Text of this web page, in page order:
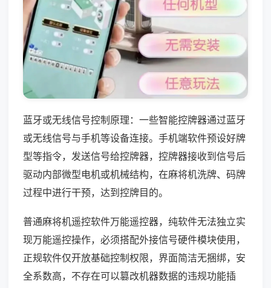
蓝牙或无线信号控制原理：一些智能控牌器通过蓝牙
或无线信号与手机等设备连接。手机端软件预设好牌
型等指令，发送信号给控牌器，控牌器接收到信号后
驱动内部微型电机或机械结构，在麻将机洗牌、码牌
过程中进行干预，达到控牌目的。
普通麻将机遥控软件万能遥控器，纯软件无法独立实
现万能遥控操作，必须搭配外接信号硬件模块使用，
正规软件仅开放基础控制权限，界面简洁无捆绑，安
全系数高，不存在可以篡改机器数据的违规功能插